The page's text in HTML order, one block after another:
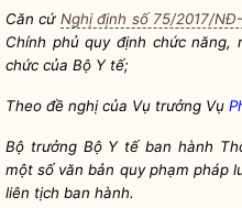
Căn cứ Nghị định số 75/2017/
Chính phủ quy định chức năng,
chức của Bộ Y tế;
Theo đề nghị của Vụ trưởng Vụ
Bộ trưởngBộ Y tế ban hành
một số văn bản quy phạm pháp
liên tịch ban hành.